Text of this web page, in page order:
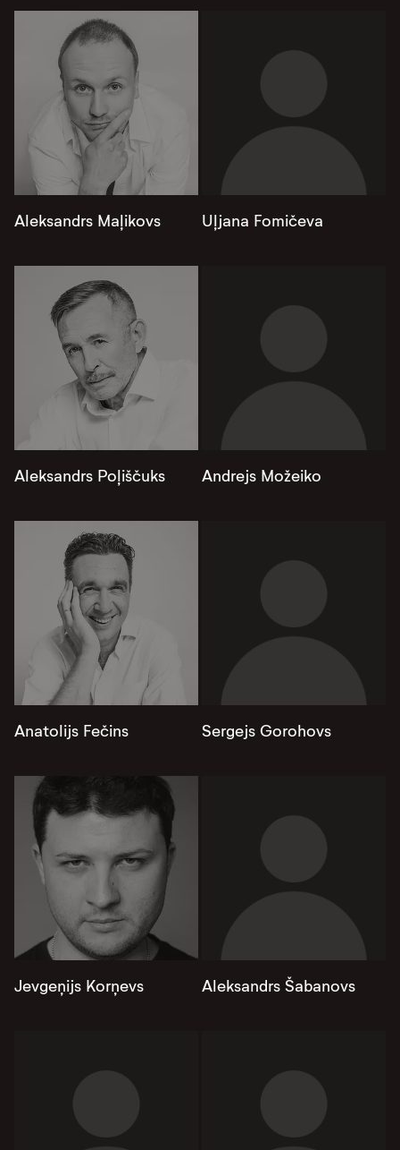
Aleksandrs Maļikovs Uļjana Fomičeva
Aleksandrs Poļiščuks Andrejs Možeiko
Anatolijs Fečins Sergejs Gorohovs
Jevgeņijs Korņevs Aleksandrs Šabanovs